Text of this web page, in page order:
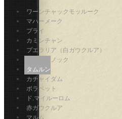
ワーンチャックモッルーク
マハーメーク
プライ
カミンチャン
プエラリア（白ガウクルア）
マラキーノック
タムルン
カチャイダム
ボラペット
ド.マイルーロム
赤ガウクルア
マルム